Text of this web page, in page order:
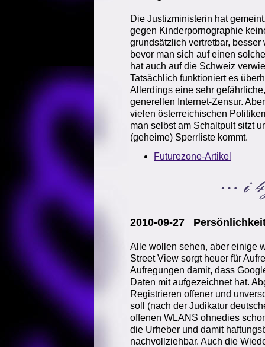
Die Justizministerin hat
gegen Kinderpornographie
grundsätzlich vertretbar,
bevor man sich auf einen
hat auch auf die Schweiz
Tatsächlich funktioniert es
Allerdings eine sehr
generellen Internet-Zensur.
vielen österreichischen
man selbst am Schaltpult sitzt
(geheime) Sperrliste kommt.
Futurezone-Artikel
2010-09-27
Alle wollen sehen, aber einige
Street View sorgt heuer für
Aufregungen damit, dass
Daten mit aufgezeichnet hat.
Registrieren offener und
soll (nach der Judikatur
offenen WLANS ohnedies
die Urheber und damit
nachvollziehbar. Auch die